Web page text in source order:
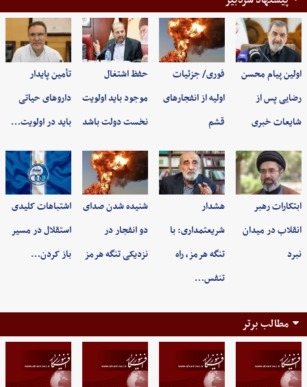
اولین پیام محسن
رضایی پس از
شایعات خبری
فوری/ جزئیات
اولیه از انفجارهای
قشم
حفظ اشتغال
موجود باید اولویت
نخست دولت باشد
تأمین پایدار
داروهای حیاتی
باید در اولویت…
ابتکارات رهبر
انقلاب در میدان
نبرد
هشدار
شریعتمداری: با
تنگه هرمز، راه
تنفس…
شنیده شدن صدای
دو انفجار در
نزدیکی تنگه هرمز
اشتباهات کلیدی
استقلال در مسیر
باز کردن…
مطالب برتر